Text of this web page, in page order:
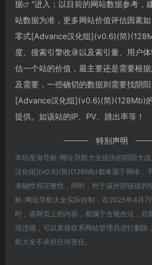
据
"进入；以目前的网站数据参考，
站数据为准，更多网站价值评估因素
零式[Advance汉化组](v0.6)(简
度、搜索引擎收录以及索引量、用户
估一个站的价值，最主要还是需要根
及需要，一些确切的数据则需要找阴
[Advance汉化组](v0.6)(简)(128Mb)
提供。如该站的IP、PV、跳出率等！
特别声明
本站星海导航-网址导航大全提供的阴阳大
汉化组](v0.6)(简)(128Mb)都来源于网络，
准确性和完整性，同时，对于该外部链接的
航-网址导航大全实际控制，在2025年4月7
时，该网页上的内容，都属于合规合法，后
现违规，可以直接联系网站管理员进行删除
航大全不承担任何责任。